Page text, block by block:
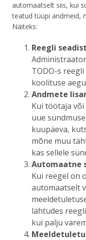
automaatselt siis, kui
teatud tüüpi andmeid,
Näiteks:
Reegli
TODO-s
koolituse
Andmete
Kui töötaja
uue
kuupäeva,
mõne muu
kas sellele
Automaatne
Kui reegel on
automaatselt
lähtudes
kui palju